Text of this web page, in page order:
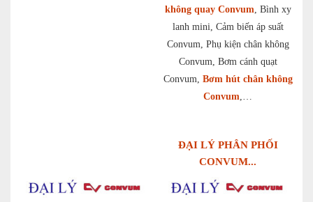
không quay Convum, Bình xy
lanh mini, Cảm biến áp suất
Convum, Phụ kiện chân không
Convum, Bơm cánh quạt
Convum, Bơm hút chân không
Convum,…
ĐẠI LÝ PHÂN PHỐI
CONVUM...